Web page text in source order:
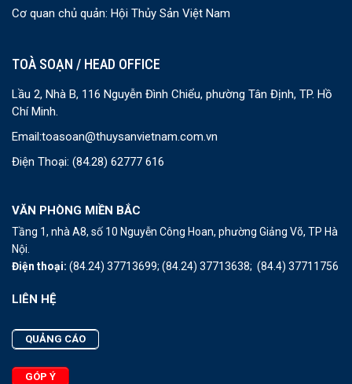
Cơ quan chủ quản: Hội Thủy Sản Việt Nam
TOÀ SOẠN / HEAD OFFICE
Lầu 2, Nhà B, 116 Nguyễn Đình Chiểu, phường Tân Định, TP. Hồ
Chí Minh.
Email:toasoan@thuysanvietnam.com.vn
Điện Thoại: (84.28) 62777 616
VĂN PHÒNG MIỀN BẮC
Tầng 1, nhà A8, số 10 Nguyễn Công Hoan, phường Giảng Võ, TP Hà
Nội.
Điện thoại: (84.24) 37713699; (84.24) 37713638; (84.4) 37711756
LIÊN HỆ
QUẢNG CÁO
GÓP Ý